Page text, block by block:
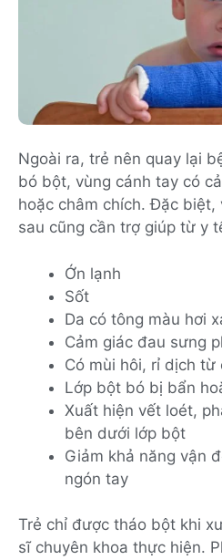
Ngoài ra, trẻ nên quay lại
bó bột, vùng cánh tay có
hoặc châm chích. Đặc
sau cũng cần trợ giúp từ y
Ớn lạnh
Sốt
Da có tông màu hơi
Cảm giác đau sưng
Có mùi hôi, rỉ dịch từ
Lớp bột bó bị bẩn
Xuất hiện vết loét,
bên dưới lớp bột
Giảm khả năng vận
ngón tay
Trẻ chỉ được tháo bột khi
sĩ chuyên khoa thực hiện.